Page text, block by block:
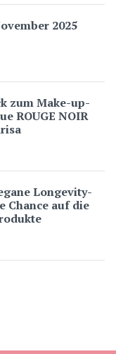
2025
zum Make-up-
ROUGE NOIR
Longevity-
Chance auf die